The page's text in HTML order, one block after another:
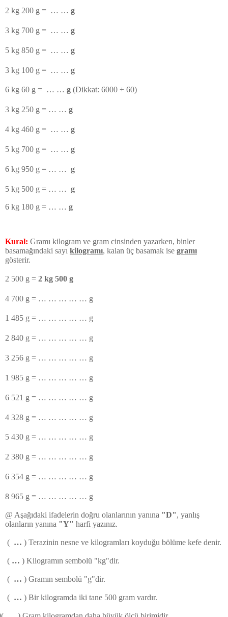
2 kg 200 g = … … g
3 kg 700 g = … … g
5 kg 850 g = … … g
3 kg 100 g = … … g
6 kg 60 g = … … g (Dikkat: 6000 + 60)
3 kg 250 g = … … g
4 kg 460 g = … … g
5 kg 700 g = … … g
6 kg 950 g = … … g
5 kg 500 g = … … g
6 kg 180 g = … … g
Kural: Gramı kilogram ve gram cinsinden yazarken, binler
basamağındaki sayı kilogramı, kalan üç basamak ise gramı
gösterir.
2 500 g = 2 kg 500 g
4 700 g = … … … … … g
1 485 g = … … … … … g
2 840 g = … … … … … g
3 256 g = … … … … … g
1 985 g = … … … … … g
6 521 g = … … … … … g
4 328 g = … … … … … g
5 430 g = … … … … … g
2 380 g = … … … … … g
6 354 g = … … … … … g
8 965 g = … … … … … g
@ Aşağıdaki ifadelerin doğru olanlarının yanına "D", yanlış
olanların yanına "Y" harfi yazınız.
( … ) Terazinin nesne ve kilogramları koyduğu bölüme kefe denir.
( … ) Kilogramın sembolü "kg"dir.
( … ) Gramın sembolü "g"dir.
( … ) Bir kilogramda iki tane 500 gram vardır.